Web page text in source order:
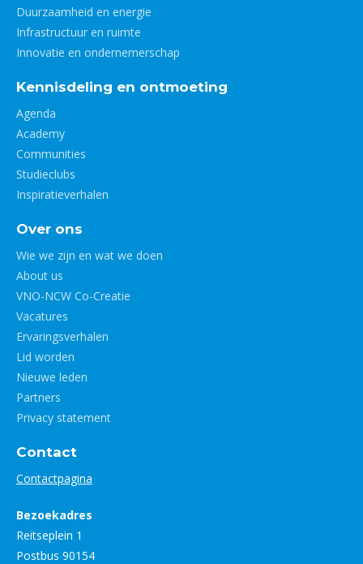
Duurzaamheid en energie
Infrastructuur en ruimte
Innovatie en ondernemerschap
Kennisdeling en ontmoeting
Agenda
Academy
Communities
Studieclubs
Inspiratieverhalen
Over ons
Wie we zijn en wat we doen
About us
VNO-NCW Co-Creatie
Vacatures
Ervaringsverhalen
Lid worden
Nieuwe leden
Partners
Privacy statement
Contact
Contactpagina
Bezoekadres
Reitseplein 1
Postbus 90154